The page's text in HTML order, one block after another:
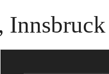
Innsbruck